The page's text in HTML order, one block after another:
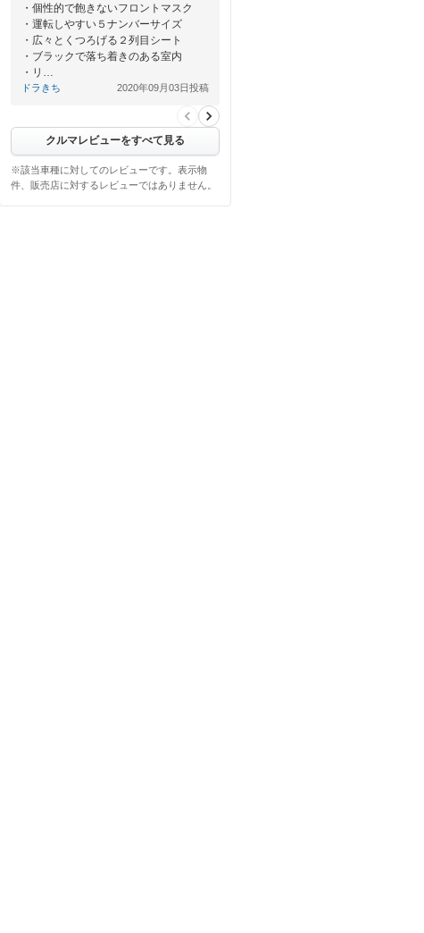
・個性的で飽きないフロントマスク
・運転しやすい５ナンバーサイズ
・広々とくつろげる２列目シート
・ブラックで落ち着きのある室内
・リ…
ドラきち 2020年09月03日投稿
クルマレビューをすべて見る
※該当車種に対してのレビューです。表示物
件、販売店に対するレビューではありません。